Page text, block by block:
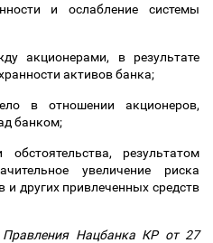
и ослабление системы
акционерами, в результате
активов банка;
в отношении акционеров,
банком;
результатом
увеличение риска
и других привлеченных средств
Правления Нацбанка КР от 27